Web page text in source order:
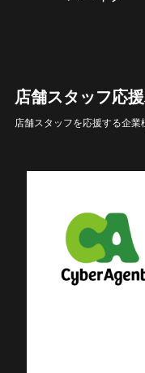
店舗スタッフ応
店舗スタッフを応援する企業